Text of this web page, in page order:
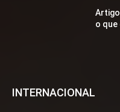
o que
INTERNACIONAL